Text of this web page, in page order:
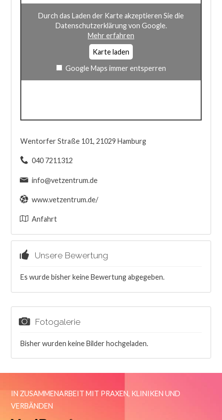
Durch das Laden der Karte akzeptieren Sie die
Datenschutzerklärung von Google.
Mehr erfahren
Karte laden
Google Maps immer entsperren
Wentorfer Straße 101, 21029 Hamburg
040 7211312
info@vetzentrum.de
www.vetzentrum.de/
Anfahrt
Unsere Bewertung
Es wurde bisher keine Bewertung abgegeben.
Fotogalerie
Bisher wurden keine Bilder hochgeladen.
IN ZUSAMMENARBEIT MIT PRAXEN, KLINIKEN UND
VERBÄNDEN